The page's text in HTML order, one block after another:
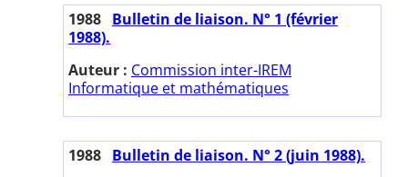
1988 Bulletin de liaison. N° 1 (février
1988).
Auteur : Commission inter-IREM
Informatique et mathématiques
1988 Bulletin de liaison. N° 2 (juin 1988).